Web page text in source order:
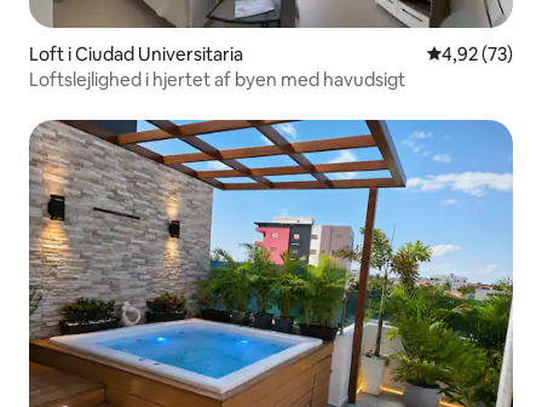
Loft i Ciudad Universitaria 4,92 ud af 5 i
4,92 (73)
Loftslejlighed i hjertet af byen med havudsigt